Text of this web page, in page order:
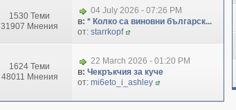
1530 Теми
31907 Мнения
04 July 2026 - 07:26 PM
в: * Колко са виновни българск...
от: starrkopf
1624 Теми
48011 Мнения
22 March 2026 - 01:20 PM
в: Чекръкчия за куче
от: mi6eto_i_ashley